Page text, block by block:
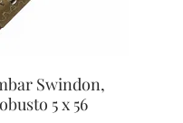
Swindon,
5 x 56